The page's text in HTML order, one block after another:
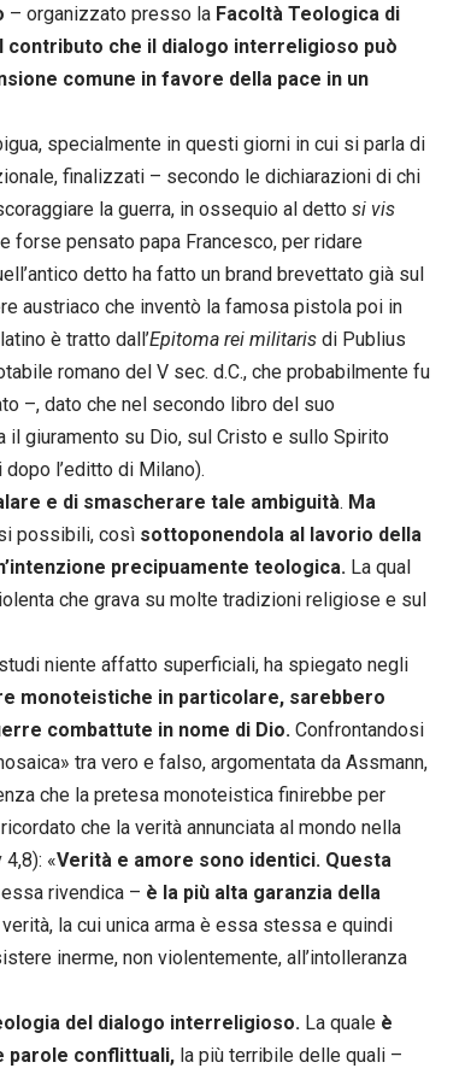
– organizzato presso la Facoltà Teologica di
contributo che il dialogo interreligioso può
comune in favore della pace in un
specialmente in questi giorni in cui si parla di
finalizzati – secondo le dichiarazioni di chi
la guerra, in ossequio al detto si vis
forse pensato papa Francesco, per ridare
detto ha fatto un brand brevettato già sul
austriaco che inventò la famosa pistola poi in
è tratto dall’Epitoma rei militaris di Publius
romano del V sec. d.C., che probabilmente fu
–, dato che nel secondo libro del suo
il giuramento su Dio, sul Cristo e sullo Spirito
l’editto di Milano).
e di smascherare tale ambiguità. Ma
possibili, così sottoponendola al lavorio della
precipuamente teologica. La qual
che grava su molte tradizioni religiose e sul
niente affatto superficiali, ha spiegato negli
monoteistiche in particolare, sarebbero
combattute in nome di Dio. Confrontandosi
tra vero e falso, argomentata da Assmann,
che la pretesa monoteistica finirebbe per
che la verità annunciata al mondo nella
4,8): «Verità e amore sono identici. Questa
rivendica – è la più alta garanzia della
la cui unica arma è essa stessa e quindi
inerme, non violentemente, all’intolleranza
del dialogo interreligioso. La quale è
parole conflittuali, la più terribile delle quali –